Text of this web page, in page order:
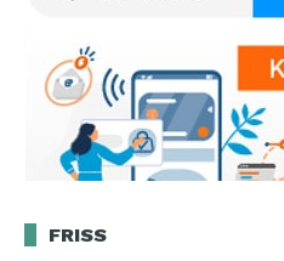
FRISS